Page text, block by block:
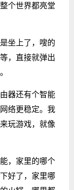
个世界都亮堂
坐上了，嗖的
，直接就弹出
器还有个智能
络更稳定。我
玩游戏，就像
，家里的哪个
好了，家里哪